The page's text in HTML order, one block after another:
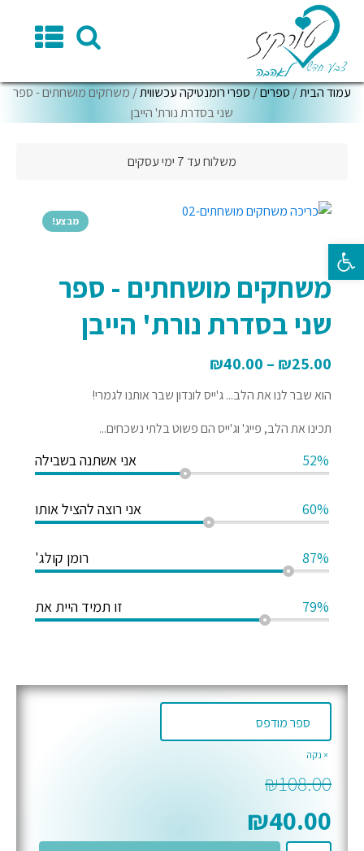
פתח סרגל נגישות
עמוד הבית/ ספרים/ ספרי רומנטיקה עכשווית/ משחקים מושחתים - ספר
שני בסדרת נורת' הייבן
משלוח עד 7 ימי עסקים
מבצע!
משחקים מושחתים - ספר
שני בסדרת נורת' הייבן
₪25.00
–
₪40.00
הוא שבר לנו את הלב... ג'ייס לונדון שבר אותנו לגמרי!
תכינו את הלב, פייג' וג'ייס הם פשוט בלתי נשכחים...
אני אשתנה בשבילה 52%
אני רוצה להציל אותו 60%
רומן קולג' 87%
זו תמיד היית את 79%
נקה
₪108.00
₪40.00